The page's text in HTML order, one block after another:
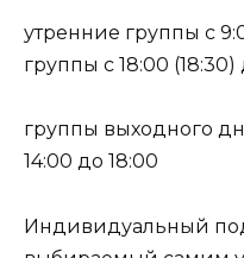
утренние группы с
группы с 18:00 (18:30)
группы выходного
14:00 до 18:00
Индивидуальный